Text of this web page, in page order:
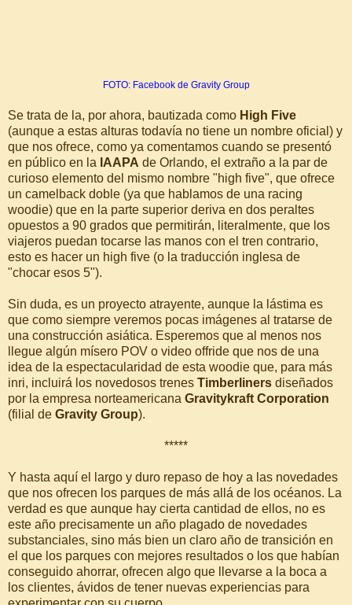
FOTO: Facebook de Gravity Group
Se trata de la, por ahora, bautizada como High Five
(aunque a estas alturas todavía no tiene un nombre oficial) y
que nos ofrece, como ya comentamos cuando se presentó
en público en la IAAPA de Orlando, el extraño a la par de
curioso elemento del mismo nombre "high five", que ofrece
un camelback doble (ya que hablamos de una racing
woodie) que en la parte superior deriva en dos peraltes
opuestos a 90 grados que permitirán, literalmente, que los
viajeros puedan tocarse las manos con el tren contrario,
esto es hacer un high five (o la traducción inglesa de
"chocar esos 5").
Sin duda, es un proyecto atrayente, aunque la lástima es
que como siempre veremos pocas imágenes al tratarse de
una construcción asiática. Esperemos que al menos nos
llegue algún mísero POV o video offride que nos de una
idea de la espectacularidad de esta woodie que, para más
inri, incluirá los novedosos trenes Timberliners diseñados
por la empresa norteamericana Gravitykraft Corporation
(filial de Gravity Group).
*****
Y hasta aquí el largo y duro repaso de hoy a las novedades
que nos ofrecen los parques de más allá de los océanos. La
verdad es que aunque hay cierta cantidad de ellos, no es
este año precisamente un año plagado de novedades
substanciales, sino más bien un claro año de transición en
el que los parques con mejores resultados o los que habían
conseguido ahorrar, ofrecen algo que llevarse a la boca a
los clientes, ávidos de tener nuevas experiencias para